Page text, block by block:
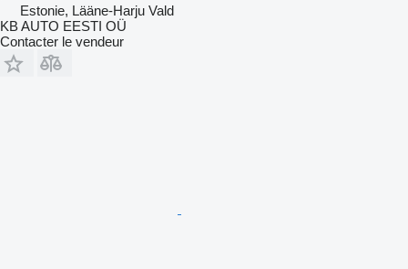
Estonie, Lääne-Harju Vald
KB AUTO EESTI OÜ
Contacter le vendeur